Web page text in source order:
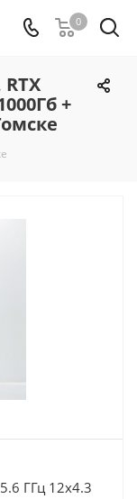
0
+
ГГц 12x4.3